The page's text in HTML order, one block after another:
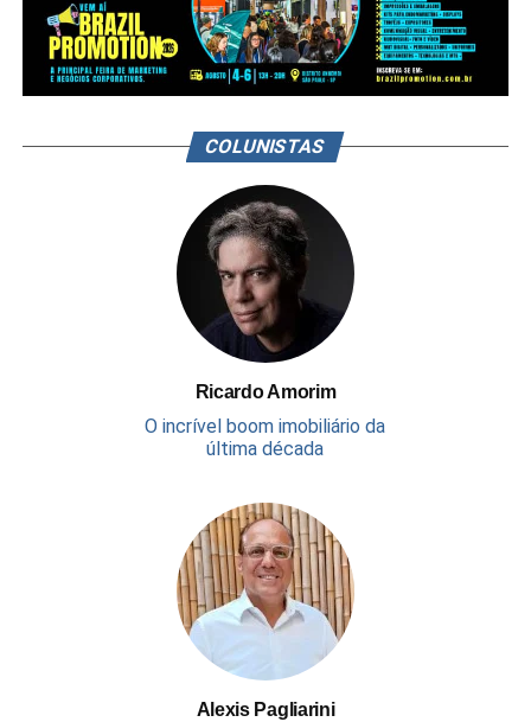
COLUNISTAS
Ricardo Amorim
O incrível boom imobiliário da
última década
Alexis Pagliarini